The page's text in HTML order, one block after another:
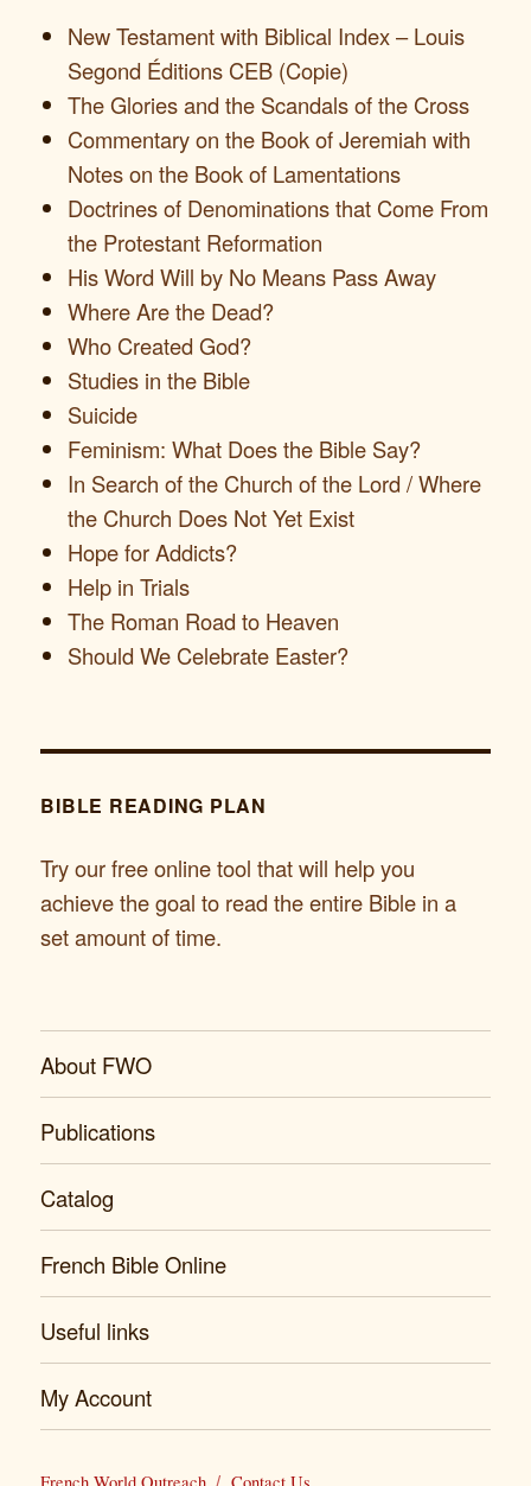
New Testament with Biblical Index – Louis
Segond Éditions CEB (Copie)
The Glories and the Scandals of the Cross
Commentary on the Book of Jeremiah with
Notes on the Book of Lamentations
Doctrines of Denominations that Come From
the Protestant Reformation
His Word Will by No Means Pass Away
Where Are the Dead?
Who Created God?
Studies in the Bible
Suicide
Feminism: What Does the Bible Say?
In Search of the Church of the Lord / Where
the Church Does Not Yet Exist
Hope for Addicts?
Help in Trials
The Roman Road to Heaven
Should We Celebrate Easter?
BIBLE READING PLAN
Try our free online tool that will help you
achieve the goal to read the entire Bible in a
set amount of time.
About FWO
Publications
Catalog
French Bible Online
Useful links
My Account